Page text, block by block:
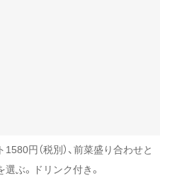
円（税別）、前菜盛り合わせと
ぶ。ドリンク付き。